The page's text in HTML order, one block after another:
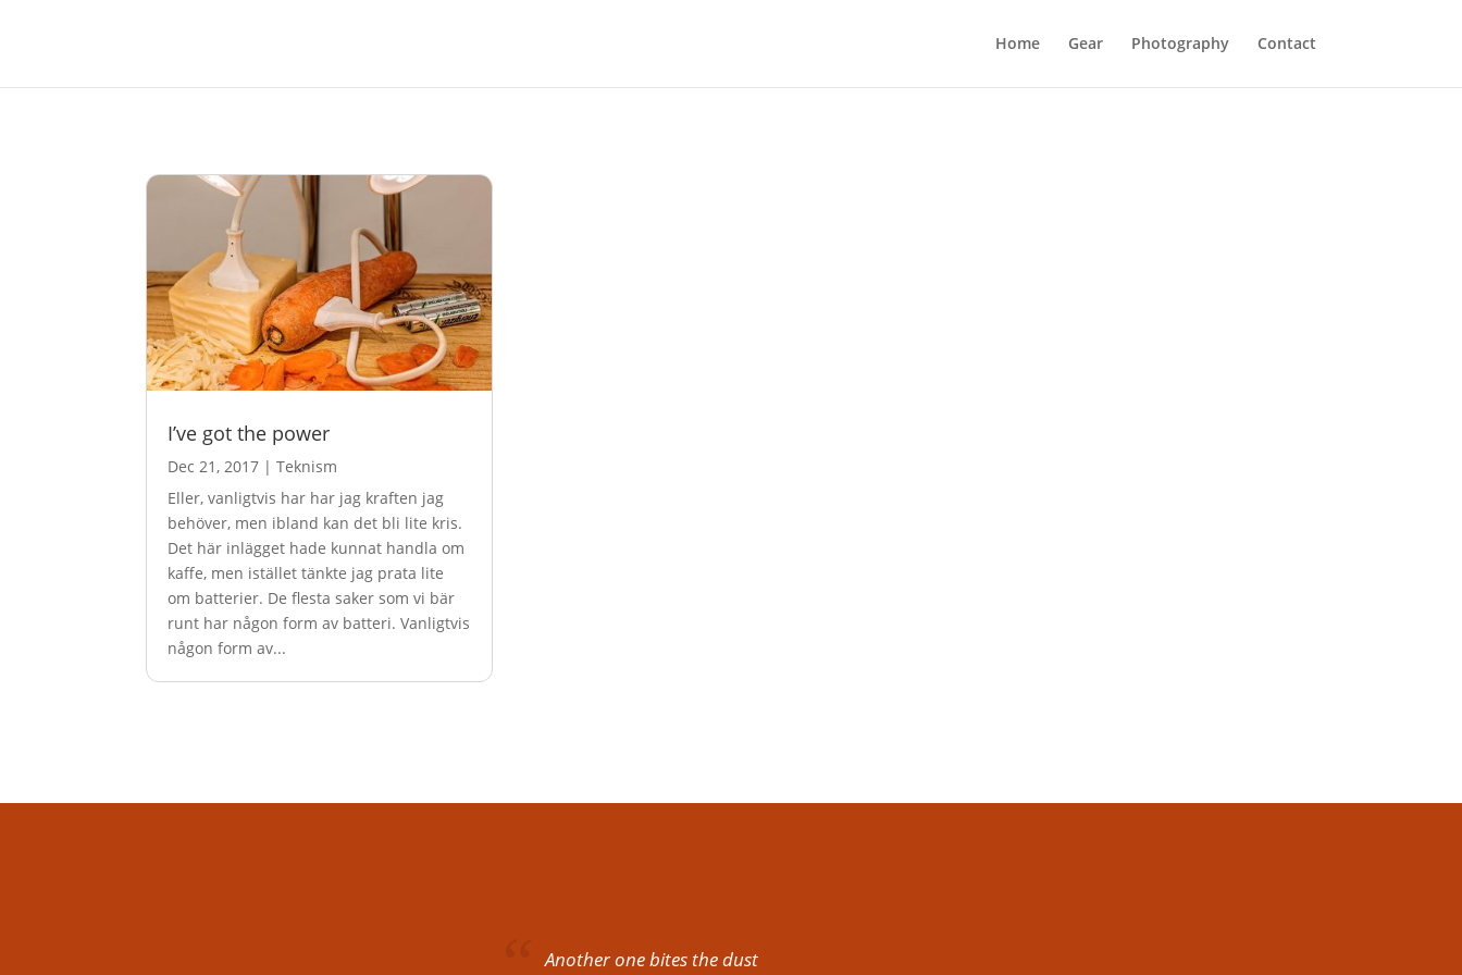
Home Gear Photography Contact
I’ve got the power
Dec 21, 2017 |Teknism
Eller, vanligtvis har har jag kraften jag
behöver, men ibland kan det bli lite kris.
Det här inlägget hade kunnat handla om
kaffe, men istället tänkte jag prata lite
om batterier. De flesta saker som vi bär
runt har någon form av batteri. Vanligtvis
någon form av...
Another one bites the dust